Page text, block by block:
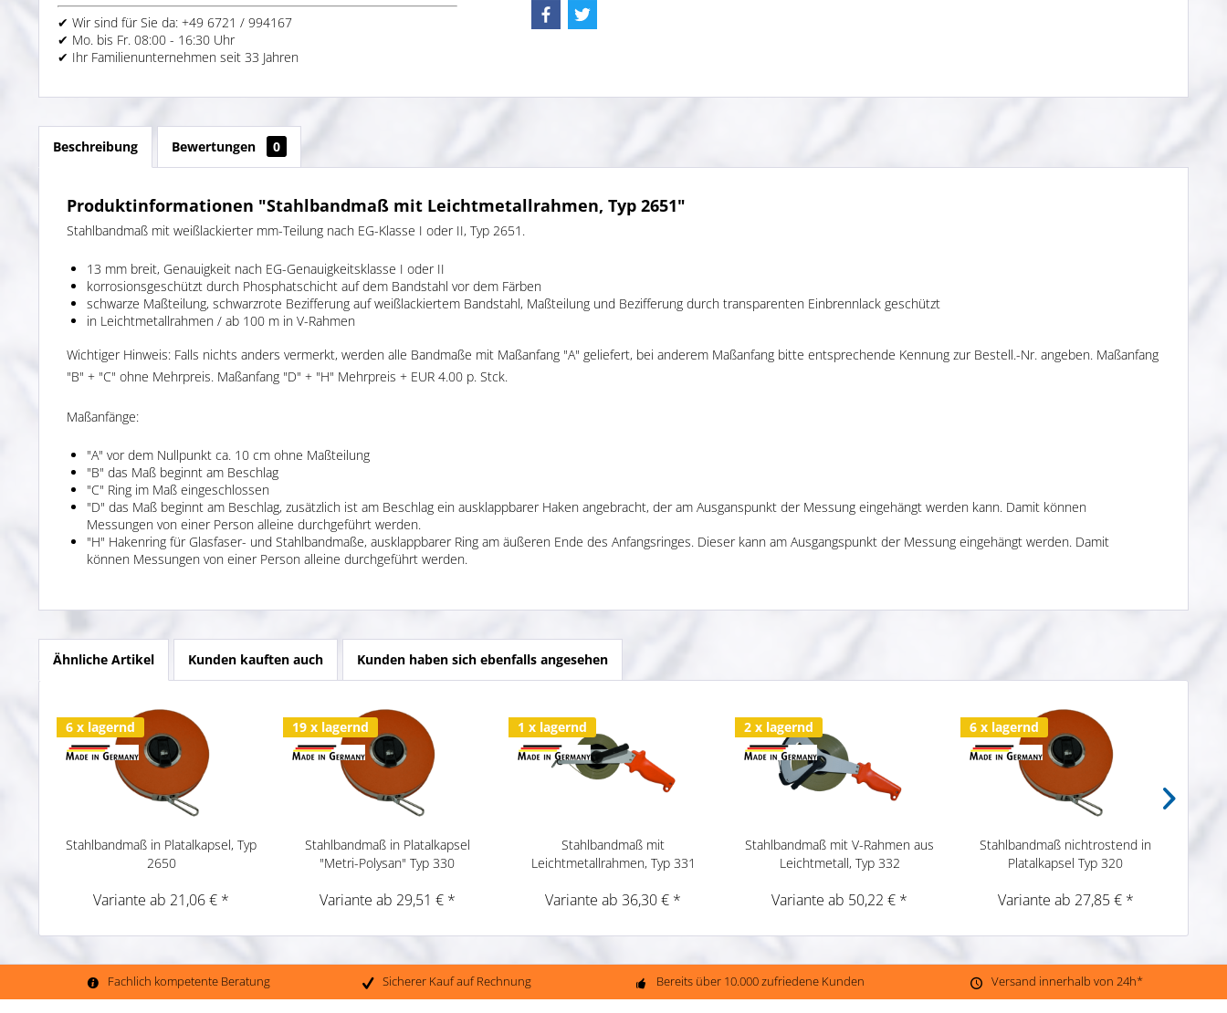
✔ Wir sind für Sie da: +49 6721 / 994167
✔ Mo. bis Fr. 08:00 - 16:30 Uhr
✔ Ihr Familienunternehmen seit 33 Jahren
Beschreibung Bewertungen 0
Produktinformationen "Stahlbandmaß mit Leichtmetallrahmen, Typ 2651"
Stahlbandmaß mit weißlackierter mm-Teilung nach EG-Klasse I oder II, Typ 2651.
13 mm breit, Genauigkeit nach EG-Genauigkeitsklasse I oder II
korrosionsgeschützt durch Phosphatschicht auf dem Bandstahl vor dem Färben
schwarze Maßteilung, schwarzrote Bezifferung auf weißlackiertem Bandstahl, Maßteilung und Bezifferung durch transparenten Einbrennlack geschützt
in Leichtmetallrahmen / ab 100 m in V-Rahmen
Wichtiger Hinweis: Falls nichts anders vermerkt, werden alle Bandmaße mit Maßanfang "A" geliefert, bei anderem Maßanfang bitte entsprechende Kennung zur Bestell.-Nr. angeben. Maßanfang
"B" + "C" ohne Mehrpreis. Maßanfang "D" + "H" Mehrpreis + EUR 4.00 p. Stck.
Maßanfänge:
"A" vor dem Nullpunkt ca. 10 cm ohne Maßteilung
"B" das Maß beginnt am Beschlag
"C" Ring im Maß eingeschlossen
"D" das Maß beginnt am Beschlag, zusätzlich ist am Beschlag ein ausklappbarer Haken angebracht, der am Ausganspunkt der Messung eingehängt werden kann. Damit können
Messungen von einer Person alleine durchgeführt werden.
"H" Hakenring für Glasfaser- und Stahlbandmaße, ausklappbarer Ring am äußeren Ende des Anfangsringes. Dieser kann am Ausgangspunkt der Messung eingehängt werden. Damit
können Messungen von einer Person alleine durchgeführt werden.
Ähnliche Artikel Kunden kauften auch Kunden haben sich ebenfalls angesehen
6 x lagernd
Stahlbandmaß in Platalkapsel, Typ
2650
Variante ab 21,06 € *
19 x lagernd
Stahlbandmaß in Platalkapsel
"Metri-Polysan" Typ 330
Variante ab 29,51 € *
1 x lagernd
Stahlbandmaß mit
Leichtmetallrahmen, Typ 331
Variante ab 36,30 € *
2 x lagernd
Stahlbandmaß mit V-Rahmen aus
Leichtmetall, Typ 332
Variante ab 50,22 € *
6 x lagernd
Stahlbandmaß nichtrostend in
Platalkapsel Typ 320
Variante ab 27,85 € *
Fachlich kompetente Beratung Sicherer Kauf auf Rechnung Bereits über 10.000 zufriedene Kunden Versand innerhalb von 24h*